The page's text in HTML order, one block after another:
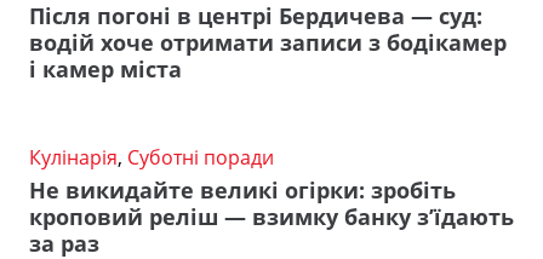
Після погоні в центрі Бердичева — суд:
водій хоче отримати записи з бодікамер
і камер міста
Кулінарія, Суботні поради
Не викидайте великі огірки: зробіть
кроповий реліш — взимку банку з’їдають
за раз